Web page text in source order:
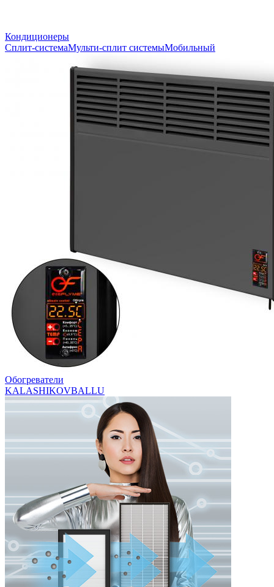
Кондиционеры
Сплит-системаМульти-сплит системыМобильный
Обогреватели
KALASHIKOVBALLU